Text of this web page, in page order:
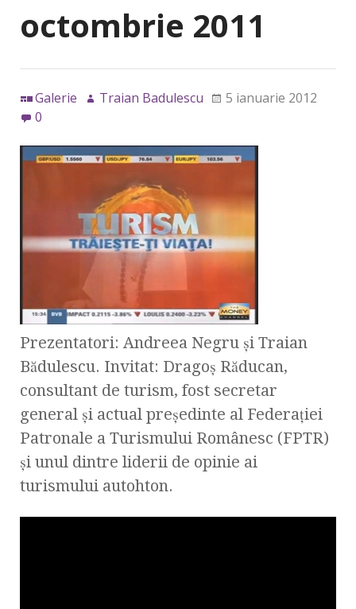
octombrie 2011
Galerie Traian Badulescu
5 ianuarie 2012
0
Prezentatori: Andreea Negru şi Traian
Bădulescu. Invitat: Dragoş Răducan,
consultant de turism, fost secretar
general şi actual preşedinte al Federaţiei
Patronale a Turismului Românesc (FPTR)
şi unul dintre liderii de opinie ai
turismului autohton.